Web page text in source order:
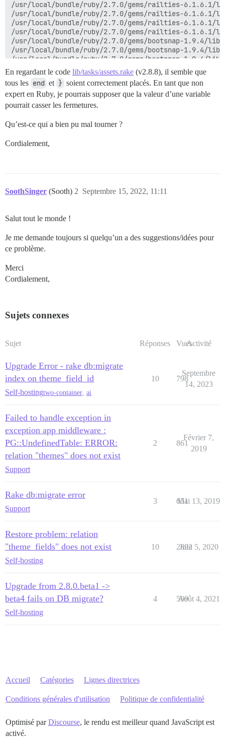
/usr/local/bundle/ruby/2.7.0/gems/railties-6.1.6.1/
/usr/local/bundle/ruby/2.7.0/gems/railties-6.1.6.1/lib/
/usr/local/bundle/ruby/2.7.0/gems/railties-6.1.6.1/
/usr/local/bundle/ruby/2.7.0/gems/railties-6.1.6.1/
/usr/local/bundle/ruby/2.7.0/gems/bootsnap-1.9.4/
/usr/local/bundle/ruby/2.7.0/gems/bootsnap-1.9.4/
/usr/local/bundle/ruby/2.7.0/gems/bootsnap-1.9.4/
/usr/local/bundle/ruby/2.7.0/gems/bootsnap-1.9.4/
/usr/local/bundle/ruby/2.7.0/gems/bootsnap-1.9.4/
bin/rails:18:in `<main>'
En regardant le code lib/tasks/assets.rake (v2.8.8), il semble que
tous les end et } soient correctement placés. En tant que non
expert en Ruby, je pourrais supposer que la valeur d’une variable
pourrait casser les fermetures.
Qu’est-ce qui a bien pu mal tourner ?
Cordialement,
SoothSinger (Sooth) Septembre 15, 2022, 11:11
2
Salut tout le monde !
Je me demande toujours si quelqu’un a des suggestions/idées pour
ce problème.
Merci
Cordialement,
Sujets connexes
Sujet Réponses VuesActivité
Upgrade Error - rake db:migrate
index on theme_field_id
Self-hostingtwo-container ai
10 798
Septembre
14, 2023
Failed to handle exception in
exception app middleware :
PG::UndefinedTable: ERROR:
relation "themes" does not exist
Support
2 861
Février 7,
2019
Rake db:migrate error
Support
3 651
Mai 13, 2019
Restore problem: relation
"theme_fields" does not exist
Self-hosting
10 2892
Juin 5, 2020
Upgrade from 2.8.0.beta1 ->
beta4 fails on DB migrate?
Self-hosting
4 599
Août 4, 2021
Accueil Catégories Lignes directrices
Conditions générales d'utilisation Politique de confidentialité
Optimisé parDiscourse, le rendu est meilleur quand JavaScript est
activé.